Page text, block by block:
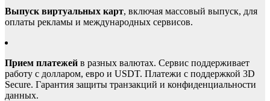
Выпуск виртуальных карт, включая массовый выпуск, для
оплаты рекламы и международных сервисов.
Прием платежей в разных валютах. Сервис поддерживает
работу с долларом, евро и USDT. Платежи с поддержкой 3D
Secure. Гарантия защиты транзакций и конфиденциальности
данных.